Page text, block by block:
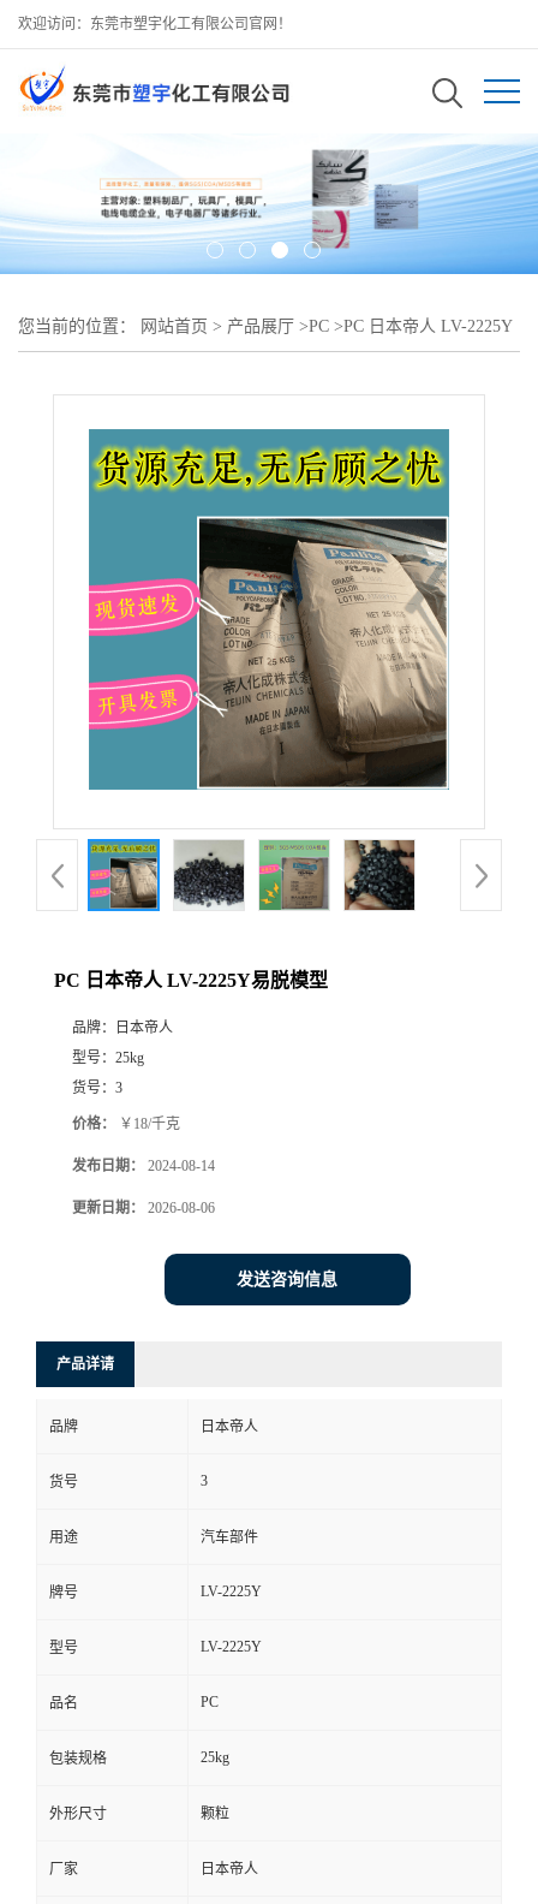
欢迎访问：东莞市塑宇化工有限公司官网！
您当前的位置： 网站首页 > 产品展厅 >PC >PC 日本帝人 LV-2225Y
PC 日本帝人 LV-2225Y易脱模型
品牌：
日本帝人
型号： 25kg
货号： 3
价格： ￥18/千克
发布日期： 2024-08-14
更新日期： 2026-08-06
发送咨询信息
产品详请
品牌 日本帝人
货号 3
用途 汽车部件
牌号 LV-2225Y
型号 LV-2225Y
品名 PC
包装规格 25kg
外形尺寸 颗粒
厂家 日本帝人